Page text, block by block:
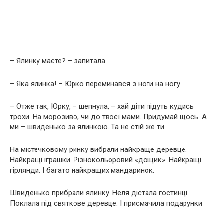
– Ялинку маєте? – запитала.
– Яка ялинка! – Юрко переминався з ноги на ногу.
– Отже так, Юрку, – шепнула, – хай діти підуть кудись
трохи. На морозиво, чи до твоєї мами. Придумай щось. А
ми – швиденько за ялинкою. Та не стій же ти.
На містечковому ринку вибрали найкраще деревце.
Найкращі іграшки. Різнокольоровий «дощик». Найкращі
гірлянди. І багато найкращих мандаринок.
Швиденько прибрали ялинку. Неля дістала гостинці.
Поклала під святкове деревце. І присмачила подарунки